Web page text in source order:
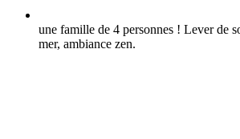
une famille de 4 personnes ! Lever de
mer, ambiance zen.